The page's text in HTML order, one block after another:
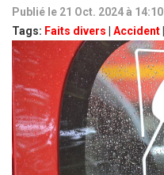
Publié le 21 Oct. 2024 à 14:10
Tags: Faits divers Accident